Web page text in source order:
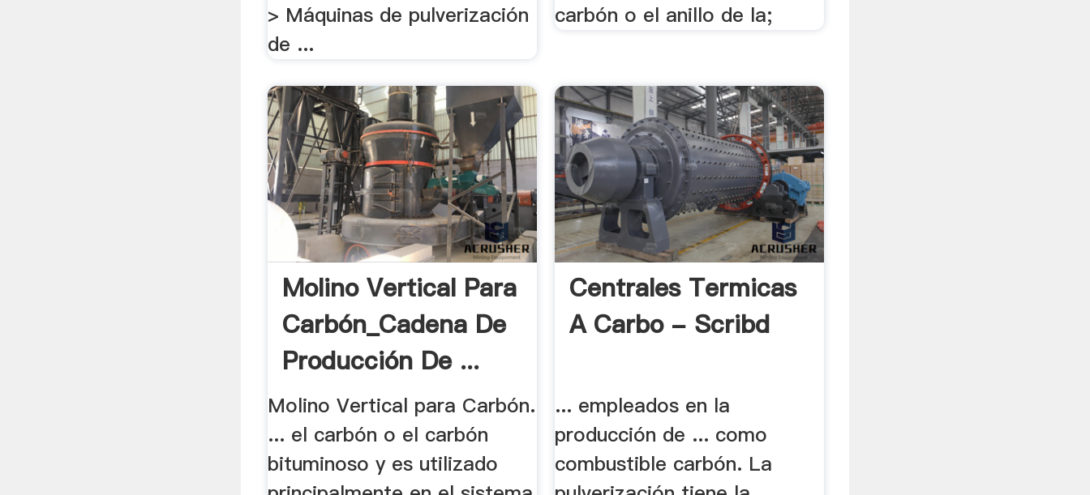
> Máquinas de pulverización
de ...
carbón o el anillo de la;
Molino Vertical Para
Carbón_Cadena De
Producción De ...
Molino Vertical para Carbón.
... el carbón o el carbón
bituminoso y es utilizado
Centrales Termicas
A Carbo - Scribd
... empleados en la
producción de ... como
combustible carbón. La